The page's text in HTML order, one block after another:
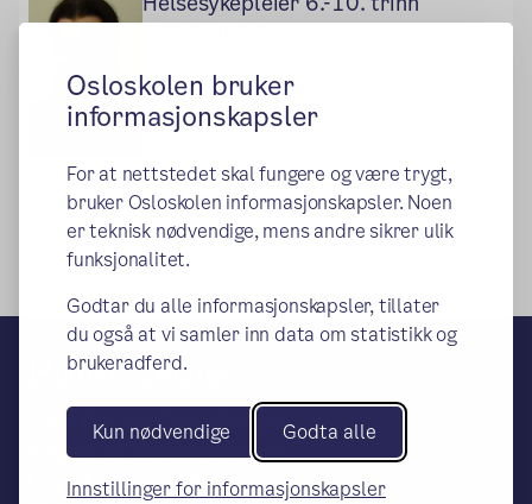
Osloskolen bruker
informasjonskapsler
For at nettstedet skal fungere og være trygt,
bruker Osloskolen informasjonskapsler. Noen
er teknisk nødvendige, mens andre sikrer ulik
funksjonalitet.
Godtar du alle informasjonskapsler, tillater
du også at vi samler inn data om statistikk og
brukeradferd.
Kun nødvendige Godta alle
Innstillinger for informasjonskapsler
Publisert:13.08.2025
Bøler skole
– en del av Osloskolen
Besøks- og leveringsadresse:
Utmarkveien 4, 0689 Oslo